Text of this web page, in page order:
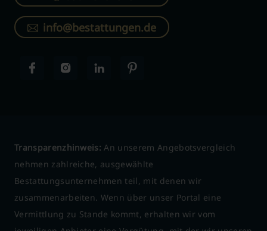
info@bestattungen.de
Transparenzhinweis: An unserem Angebotsvergleich
nehmen zahlreiche, ausgewählte
Bestattungsunternehmen teil, mit denen wir
zusammenarbeiten. Wenn über unser Portal eine
Vermittlung zu Stande kommt, erhalten wir vom